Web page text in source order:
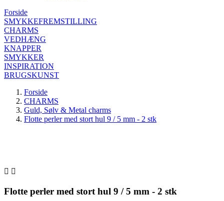
Forside
SMYKKEFREMSTILLING
CHARMS
VEDHÆNG
KNAPPER
SMYKKER
INSPIRATION
BRUGSKUNST
Forside
CHARMS
Guld, Sølv & Metal charms
Flotte perler med stort hul 9 / 5 mm - 2 stk
 
Flotte perler med stort hul 9 / 5 mm - 2 stk